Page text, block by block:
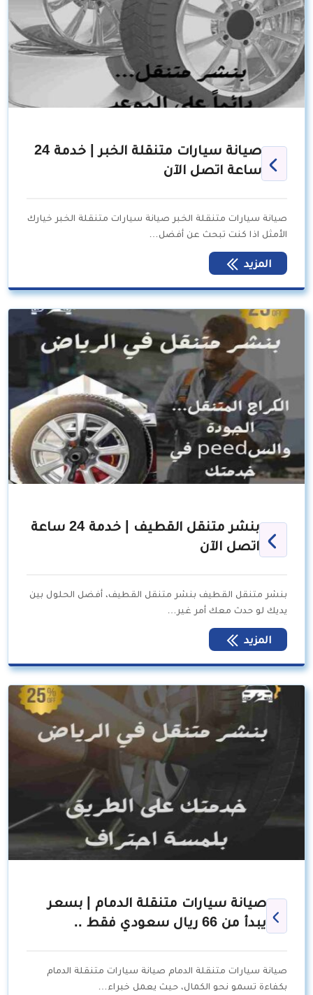
صيانة سيارات متنقلة الخبر | خدمة 24
ساعة اتصل الآن
صيانة سيارات متنقلة الخبر صيانة سيارات متنقلة الخبر خيارك
الأمثل اذا كنت تبحث عن أفضل…
المزيد
بنشر متنقل القطيف | خدمة 24 ساعة
اتصل الآن
بنشر متنقل القطيف بنشر متنقل القطيف، أفضل الحلول بين
يديك لو حدث معك أمر غير…
المزيد
صيانة سيارات متنقلة الدمام | بسعر
يبدأ من 66 ريال سعودي فقط ..
صيانة سيارات متنقلة الدمام صيانة سيارات متنقلة الدمام
بكفاءة تسمو نحو الكمال، حيث يعمل خبراء…